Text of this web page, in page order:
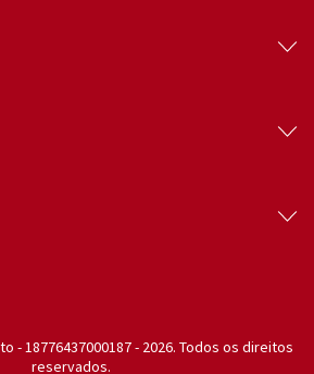
- 18776437000187 - 2026. Todos os direitos
reservados.